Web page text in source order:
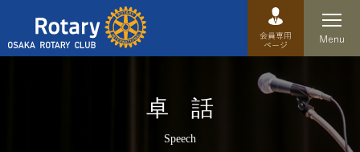
卓 話
Speech